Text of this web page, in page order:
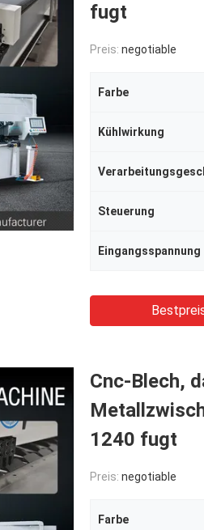
fugt
Preis: negotiable
Farbe
Kühlwirkung
Steuerung
Eingangsspannung
Cnc-Blech,
1240 fugt
Preis: negotiable
Farbe